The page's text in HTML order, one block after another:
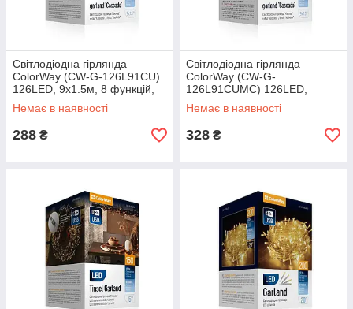
Світлодіодна гірлянда
ColorWay (CW-G-126L91CU)
126LED, 9x1.5м, 8 функцій,
теплий колір USB
Немає в наявності
288 ₴
Світлодіодна гірлянда
ColorWay (CW-G-
126L91CUMC) 126LED,
9x1.5м, 8 функцій,
різнокольорова USB
Немає в наявності
328 ₴